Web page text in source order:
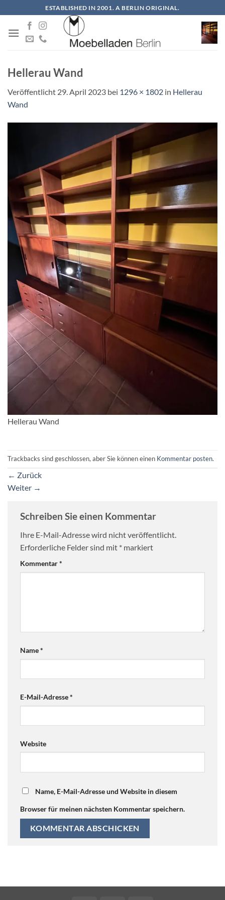
Inhalt
springen
ESTABLISHED IN 2001. A BERLIN ORIGINAL.
Hellerau Wand
Veröffentlicht 29. April 2023 bei 1296 × 1802 in Hellerau
Wand
Hellerau Wand
Trackbacks sind geschlossen, aber Sie können einen Kommentar posten.
← Zurück
Weiter →
Schreiben Sie einen Kommentar
Ihre E-Mail-Adresse wird nicht veröffentlicht.
Erforderliche Felder sind mit * markiert
Kommentar*
Name*
E-Mail-Adresse*
Website
Name, E-Mail-Adresse und Website in diesem
Browser für meinen nächsten Kommentar speichern.